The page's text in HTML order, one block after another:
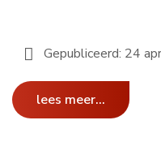
Gepubliceerd: 24
lees meer...